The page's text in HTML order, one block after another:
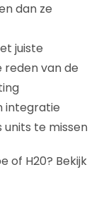
dan ze
juiste
van de
integratie
units te missen
of H20? Bekijk